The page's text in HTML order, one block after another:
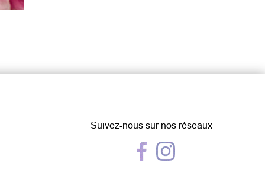
Suivez-nous sur nos réseaux